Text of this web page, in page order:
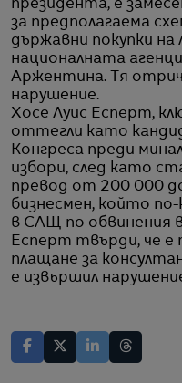
президента, е
за предполагаема
държавни покупки на
националната
Аржентина. Тя
нарушение.
Хосе Луис Есперт,
оттегли като
Конгреса преди
избори, след като
превод от 200 000
бизнесмен, който по-
в САЩ по обвинения
Есперт твърди, че е
плащане за
е извършил